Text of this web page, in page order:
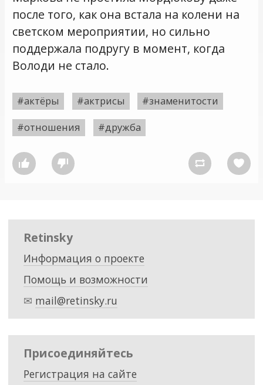
после того, как она встала на колени на
светском мероприятии, но сильно
поддержала подругу в момент, когда
Володи не стало.
#актёры #актрисы
#знаменитости
#отношения
#дружба
   
Retinsky
Информация о проекте
Помощь и возможности
✉ mail@retinsky.ru
Присоединяйтесь
Регистрация на сайте